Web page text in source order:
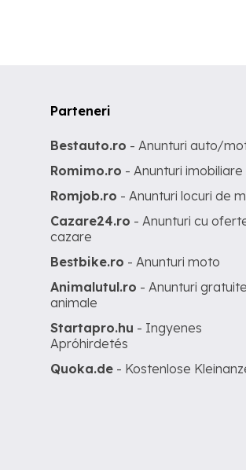
Parteneri
Bestauto.ro - Anunturi auto/
Romimo.ro - Anunturi imobiliare
Romjob.ro - Anunturi locuri de
Cazare24.ro - Anunturi cu
cazare
Bestbike.ro - Anunturi moto
Animalutul.ro - Anunturi gratuite
animale
Startapro.hu - Ingyenes
Apróhirdetés
Quoka.de - Kostenlose